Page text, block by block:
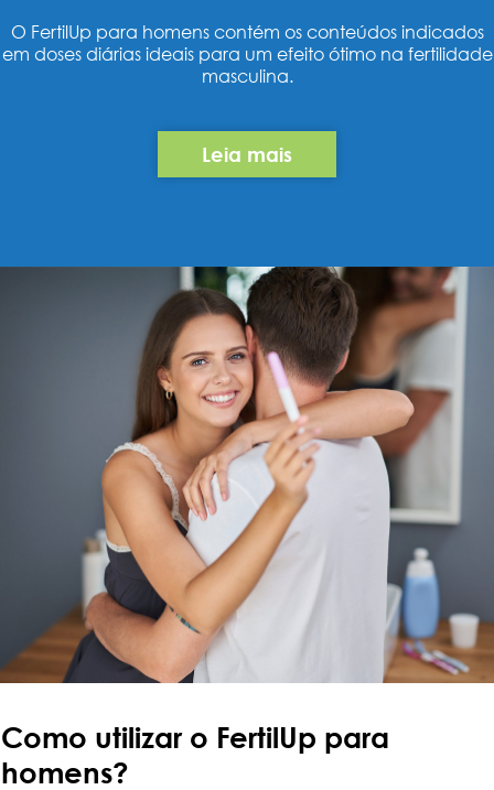
O FertilUp para homens contém os conteúdos indicados
em doses diárias ideais para um efeito ótimo na fertilidade
masculina.
Leia mais
Como utilizar o FertilUp para
homens?